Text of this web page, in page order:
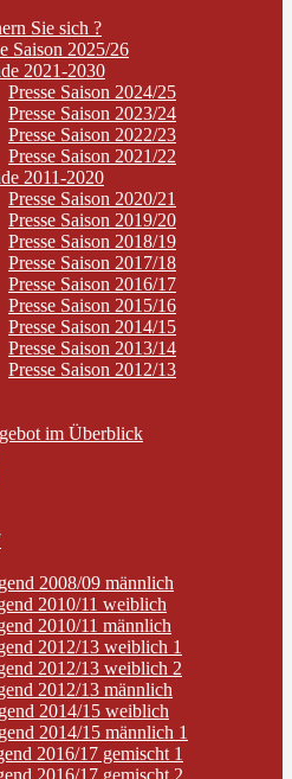
Sie sich ?
Saison 2025/26
2021-2030
Presse Saison 2024/25
Presse Saison 2023/24
Presse Saison 2022/23
Presse Saison 2021/22
2011-2020
Presse Saison 2020/21
Presse Saison 2019/20
Presse Saison 2018/19
Presse Saison 2017/18
Presse Saison 2016/17
Presse Saison 2015/16
Presse Saison 2014/15
Presse Saison 2013/14
Presse Saison 2012/13
im Überblick
2008/09 männlich
2010/11 weiblich
2010/11 männlich
2012/13 weiblich 1
2012/13 weiblich 2
2012/13 männlich
2014/15 weiblich
2014/15 männlich 1
2016/17 gemischt 1
2016/17 gemischt 2